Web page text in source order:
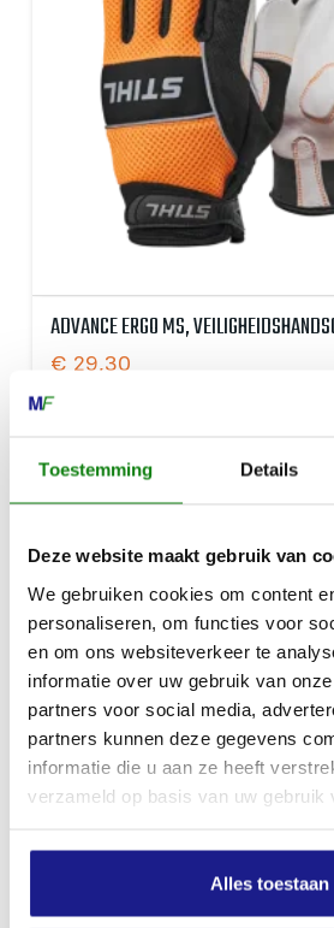
Toestemming Details
Deze website maakt gebruik van
We gebruiken cookies om content
personaliseren, om functies voor
en om ons websiteverkeer te
informatie over uw gebruik van
partners voor social media,
partners kunnen deze gegevens
informatie die u aan ze heeft
verzameld op basis van uw gebruik
Alles toestaan
ADVANCE ERGO MS,
€ 29,30